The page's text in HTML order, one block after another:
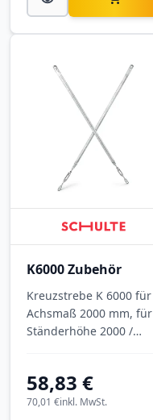
K6000 Zubehör
Kreuzstrebe K 6000 für
Achsmaß 2000 mm, für
Ständerhöhe 2000 /
58,83 €
inkl. MwSt.
70,01 €